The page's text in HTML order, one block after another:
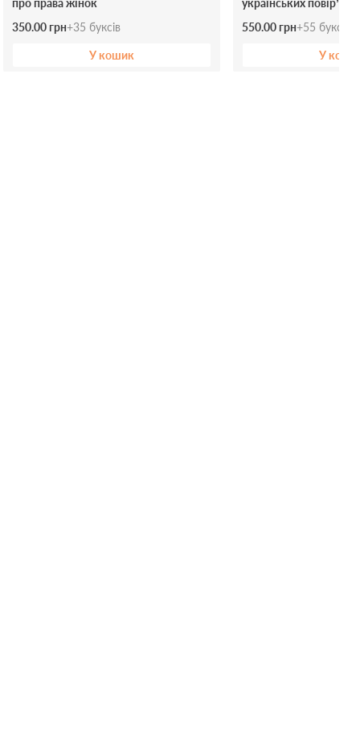
350.00 грн+35 буксів
У кошик
550.00 грн+55 буксів
У